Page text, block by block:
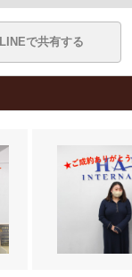
LINEで共有する